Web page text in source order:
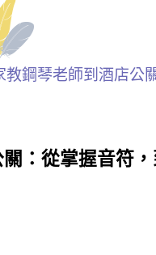
教鋼琴老師到酒店公
：從掌握音符